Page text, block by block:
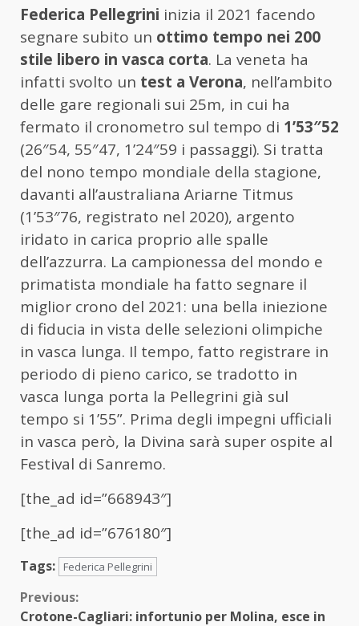
Federica Pellegrini inizia il 2021 facendo
segnare subito un ottimo tempo nei 200
stile libero in vasca corta. La veneta ha
infatti svolto un test a Verona, nell’ambito
delle gare regionali sui 25m, in cui ha
fermato il cronometro sul tempo di 1’53″52
(26″54, 55″47, 1’24″59 i passaggi). Si tratta
del nono tempo mondiale della stagione,
davanti all’australiana Ariarne Titmus
(1’53″76, registrato nel 2020), argento
iridato in carica proprio alle spalle
dell’azzurra. La campionessa del mondo e
primatista mondiale ha fatto segnare il
miglior crono del 2021: una bella iniezione
di fiducia in vista delle selezioni olimpiche
in vasca lunga. Il tempo, fatto registrare in
periodo di pieno carico, se tradotto in
vasca lunga porta la Pellegrini già sul
tempo si 1’55”. Prima degli impegni ufficiali
in vasca però, la Divina sarà super ospite al
Festival di Sanremo.
[the_ad id=”668943″]
[the_ad id=”676180″]
Tags: Federica Pellegrini
Continue
Previous:
Crotone-Cagliari: infortunio per Molina, esce in